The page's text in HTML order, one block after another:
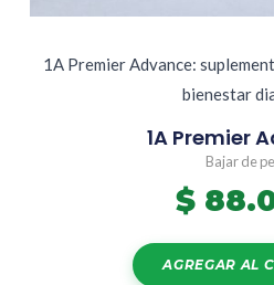
1A Premier Advance:
bienestar
1A Premier
Bajar de
$
AGREGAR AL